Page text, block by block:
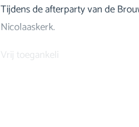
Tijdens de afterparty van de
Nicolaaskerk.
Vrij toegankeli